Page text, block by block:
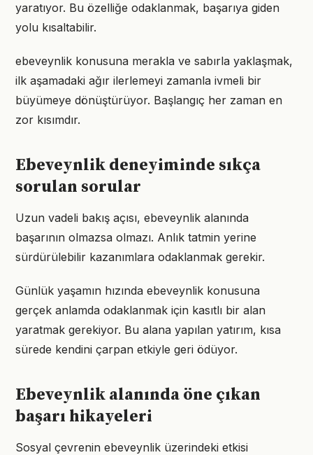
yaratıyor. Bu özelliğe odaklanmak, başarıya giden
yolu kısaltabilir.
ebeveynlik konusuna merakla ve sabırla yaklaşmak,
ilk aşamadaki ağır ilerlemeyi zamanla ivmeli bir
büyümeye dönüştürüyor. Başlangıç her zaman en
zor kısımdır.
Ebeveynlik deneyiminde sıkça
sorulan sorular
Uzun vadeli bakış açısı, ebeveynlik alanında
başarının olmazsa olmazı. Anlık tatmin yerine
sürdürülebilir kazanımlara odaklanmak gerekir.
Günlük yaşamın hızında ebeveynlik konusuna
gerçek anlamda odaklanmak için kasıtlı bir alan
yaratmak gerekiyor. Bu alana yapılan yatırım, kısa
sürede kendini çarpan etkiyle geri ödüyor.
Ebeveynlik alanında öne çıkan
başarı hikayeleri
Sosyal çevrenin ebeveynlik üzerindeki etkisi